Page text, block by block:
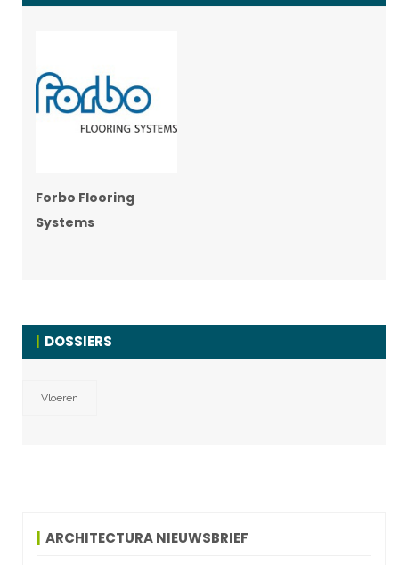
Forbo Flooring
Systems
DOSSIERS
Vloeren
ARCHITECTURA NIEUWSBRIEF